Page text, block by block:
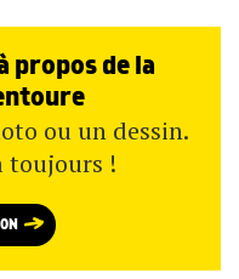
propos de la
ou un dessin.
toujours !